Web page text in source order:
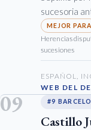
sucesoria
Herencias
sucesiones
ESPAÑOL,
WEB DEL
09 #9
Castillo